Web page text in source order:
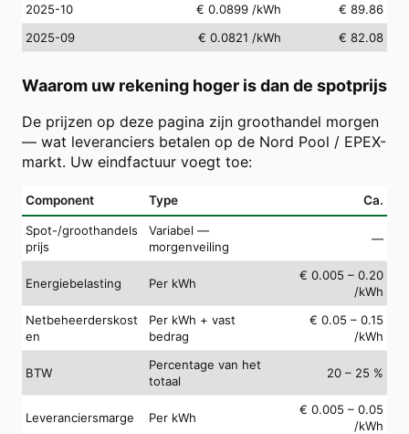
2025-10
€ 0.0899 /kWh
€ 89.86
2025-09
€ 0.0821 /kWh € 82.08
Waarom uw rekening hoger is dan de spotprijs
De prijzen op deze pagina zijn groothandel morgen
— wat leveranciers betalen op de Nord Pool / EPEX-
markt. Uw eindfactuur voegt toe:
Component Type Ca.
Spot-/groothandels
prijs
Variabel —
morgenveiling
—
Energiebelasting Per kWh
€ 0.005 – 0.20
/kWh
Netbeheerderskost
en
Per kWh + vast
bedrag
€ 0.05 – 0.15
/kWh
BTW
Percentage van het
totaal
20 – 25 %
Leveranciersmarge Per kWh
€ 0.005 – 0.05
/kWh